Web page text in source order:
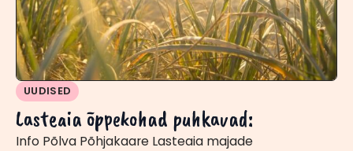
Lasteaia õppekohad puhkavad:
UUDISED
Info Põlva Põhjakaare Lasteaia majade